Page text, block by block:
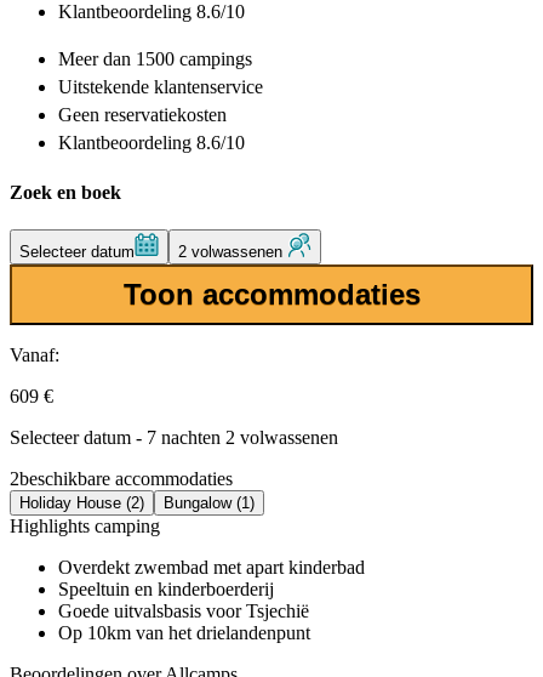
Klantbeoordeling 8.6/10
Meer dan 1500 campings
Uitstekende klantenservice
Geen reservatiekosten
Klantbeoordeling 8.6/10
Zoek en boek
Selecteer datum 2 volwassenen
Toon accommodaties
Vanaf:
609 €
Selecteer datum - 7 nachten 2 volwassenen
2beschikbare accommodaties
Holiday House (2) Bungalow (1)
Highlights camping
Overdekt zwembad met apart kinderbad
Speeltuin en kinderboerderij
Goede uitvalsbasis voor Tsjechië
Op 10km van het drielandenpunt